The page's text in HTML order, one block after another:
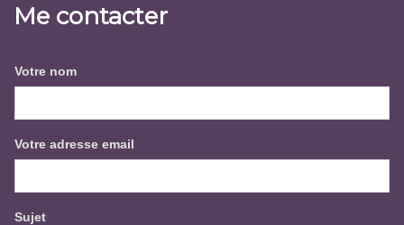
Me contacter
Votre nom
Votre adresse email
Sujet